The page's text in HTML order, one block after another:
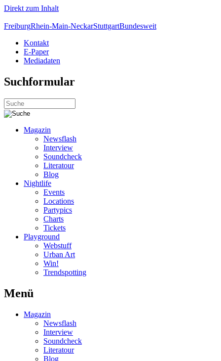
Direkt zum Inhalt
FreiburgRhein-Main-NeckarStuttgartBundesweit
Kontakt
E-Paper
Mediadaten
Suchformular
Magazin
Newsflash
Interview
Soundcheck
Literatour
Blog
Nightlife
Events
Locations
Partypics
Charts
Tickets
Playground
Webstuff
Urban Art
Win!
Trendspotting
Menü
Magazin
Newsflash
Interview
Soundcheck
Literatour
Blog